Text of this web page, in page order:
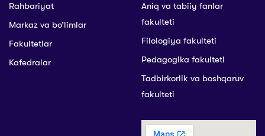
Rahbariyat
Markaz va bo’limlar
Fakultetlar
Kafedralar
Aniq va tabiiy fanlar
fakulteti
Filologiya fakulteti
Pedagogika fakulteti
Tadbirkorlik va boshqaruv
fakulteti